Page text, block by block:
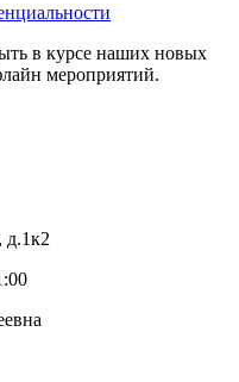
в курсе наших новых
мероприятий.
д.1к2